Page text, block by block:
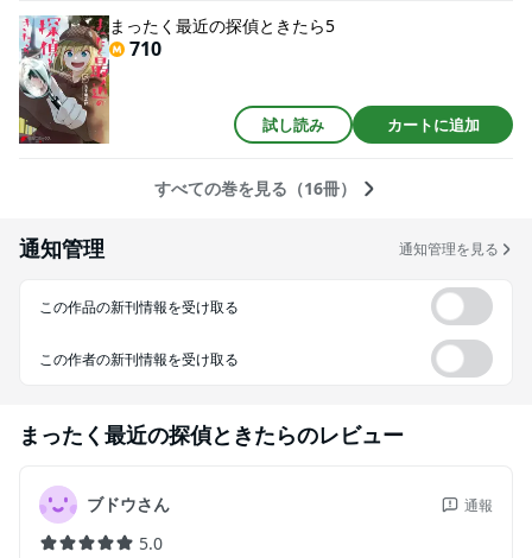
まったく最近の探偵ときたら5
710
試し読み カートに追加
すべての巻を見る（16冊）
通知管理 通知管理を見る
この作品の新刊情報を受け取る
この作者の新刊情報を受け取る
まったく最近の探偵ときたらのレビュー
ブドウさん 通報
5.0